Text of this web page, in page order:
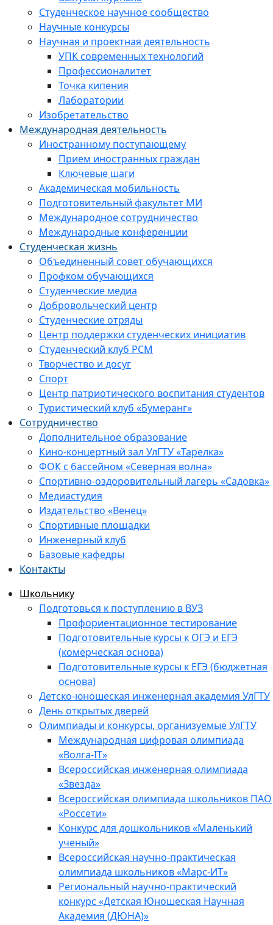
Студенческое научное сообщество
Научные конкурсы
Научная и проектная деятельность
УПК современных технологий
Профессионалитет
Точка кипения
Лаборатории
Изобретательство
Международная деятельность
Иностранному поступающему
Прием иностранных граждан
Ключевые шаги
Академическая мобильность
Подготовительный факультет МИ
Международное сотрудничество
Международные конференции
Студенческая жизнь
Объединенный совет обучающихся
Профком обучающихся
Студенческие медиа
Добровольческий центр
Студенческие отряды
Центр поддержки студенческих инициатив
Студенческий клуб РСМ
Творчество и досуг
Спорт
Центр патриотического воспитания студентов
Туристический клуб «Бумеранг»
Сотрудничество
Дополнительное образование
Кино-концертный зал УлГТУ «Тарелка»
ФОК с бассейном «Северная волна»
Спортивно-оздоровительный лагерь «Садовка»
Медиастудия
Издательство «Венец»
Спортивные площадки
Инженерный клуб
Базовые кафедры
Контакты
Школьнику
Подготовься к поступлению в ВУЗ
Профориентационное тестирование
Подготовительные курсы к ОГЭ и ЕГЭ
(комерческая основа)
Подготовительные курсы к ЕГЭ (бюджетная
основа)
Детско-юношеская инженерная академия УлГТУ
День открытых дверей
Олимпиады и конкурсы, организуемые УлГТУ
Международная цифровая олимпиада
«Волга-IT»
Всероссийская инженерная олимпиада
«Звезда»
Всероссийская олимпиада школьников ПАО
«Россети»
Конкурс для дошкольников «Маленький
ученый»
Всероссийская научно-практическая
олимпиада школьников «Марс-ИТ»
Региональный научно-практический
конкурс «Детская Юношеская Научная
Академия (ДЮНА)»